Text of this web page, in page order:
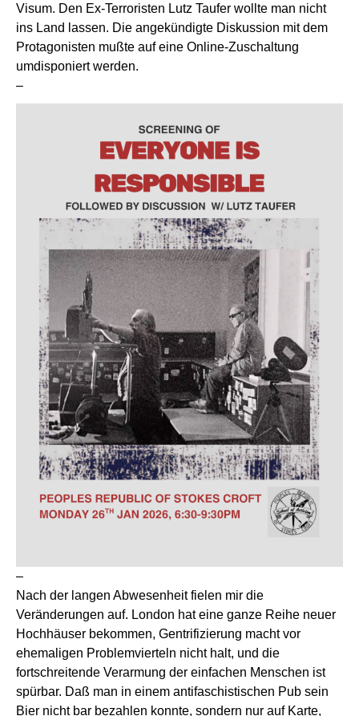
Visum. Den Ex-Terroristen Lutz Taufer wollte man nicht
ins Land lassen. Die angekündigte Diskussion mit dem
Protagonisten mußte auf eine Online-Zuschaltung
umdisponiert werden.
–
–
Nach der langen Abwesenheit fielen mir die
Veränderungen auf. London hat eine ganze Reihe neuer
Hochhäuser bekommen, Gentrifizierung macht vor
ehemaligen Problemvierteln nicht halt, und die
fortschreitende Verarmung der einfachen Menschen ist
spürbar. Daß man in einem antifaschistischen Pub sein
Bier nicht bar bezahlen konnte, sondern nur auf Karte,